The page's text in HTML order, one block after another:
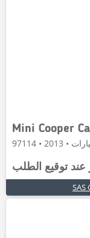
Mini Cooper
عند توقيع الطلب
SAS